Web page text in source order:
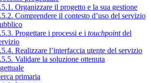
Organizzare il progetto e la sua gestione
Comprendere il contesto d’uso del servizio
Progettare i processi e i touchpointdel
Realizzare l’interfaccia utente del servizio
Validare la soluzione ottenuta
primaria